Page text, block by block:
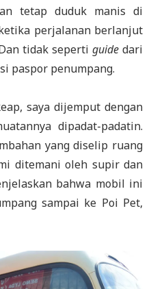
tetap duduk manis di
perjalanan berlanjut
tidak seperti guidedari
paspor penumpang.
saya dijemput dengan
dipadat-padatin.
yang diselip ruang
ditemani oleh supir dan
bahwa mobil ini
sampai ke Poi Pet,